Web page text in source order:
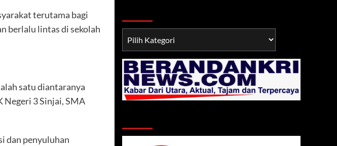
terutama bagi
berlalu lintas di sekolah
satu diantaranya
Negeri 3 Sinjai, SMA
dan penyuluhan
TNI/POLRI